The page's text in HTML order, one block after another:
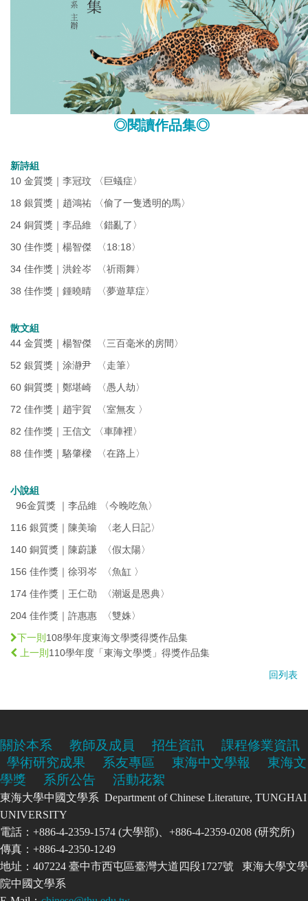
◎閱讀作品集◎
新詩組
10 金質獎｜李冠玟 〈巨蟻症〉
18 銀質獎｜趙鴻祐 〈偷了一隻透明的馬〉
24 銅質獎｜李品維 〈錯亂了〉
30 佳作獎｜楊智傑 〈18:18〉
34 佳作獎｜洪銓岑 〈祈雨舞〉
38 佳作獎｜鍾曉晴 〈夢遊草症〉
散文組
44 金質獎｜楊智傑 〈三百毫米的房間〉
52 銀質獎｜涂瀞尹 〈走筆〉
60 銅質獎｜鄭堪崎 〈愚人劫〉
72 佳作獎｜趙宇賀 〈室無友 〉
82 佳作獎｜王信文 〈車陣裡〉
88 佳作獎｜駱肇樑 〈在路上〉
小說組
96金質獎 ｜李品維 〈今晚吃魚〉
116 銀質獎｜陳美瑜 〈老人日記〉
140 銅質獎｜陳蔚謙 〈假太陽〉
156 佳作獎｜徐羽岑 〈魚缸 〉
174 佳作獎｜王仁劭 〈潮返是恩典〉
204 佳作獎｜許惠惠 〈雙姝〉
下一則 108學年度東海文學獎得獎作品集
上一則 110學年度「東海文學獎」得獎作品集
回列表
關於本系 教師及成員 招生資訊
課程修業資訊
學術研究成果
系友專區 東海中文學報
東海文
學獎
系所公告 活動花絮
東海大學中國文學系 Department of Chinese Literature, TUNGHAI
UNIVERSITY
電話：+886-4-2359-1574 (大學部)、+886-4-2359-0208 (研究所)
傳真：+886-4-2350-1249
地址：407224 臺中市西屯區臺灣大道四段1727號 東海大學文學
院中國文學系